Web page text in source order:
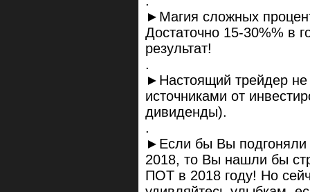
►Магия сложных
Достаточно 15-30%%
результат!
.
►Настоящий трейдер не
источниками от
дивиденды).
.
►Если бы Вы подгоняли
2018, то Вы нашли бы
ПОТ в 2018 году! Но